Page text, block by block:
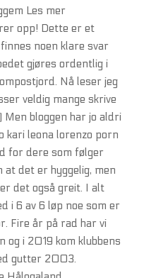
Les mer
opp! Dette er et
noen klare svar
gjøres ordentlig i
Nå leser jeg
veldig mange skrive
bloggen har jo aldri
leona lorenzo porn
for dere som følger
det er hyggelig, men
det også greit. I alt
i 6 av 6 løp noe som er
Fire år på rad har vi
i 2019 kom klubbens
gutter 2003.